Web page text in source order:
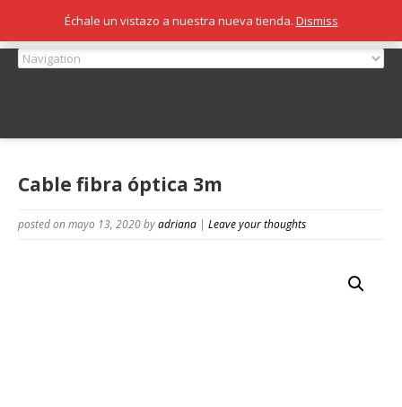
Cable fibra óptica 3m
posted on mayo 13, 2020byadriana | Leave your thoughts
Échale un vistazo a nuestra nueva tienda. Dismiss